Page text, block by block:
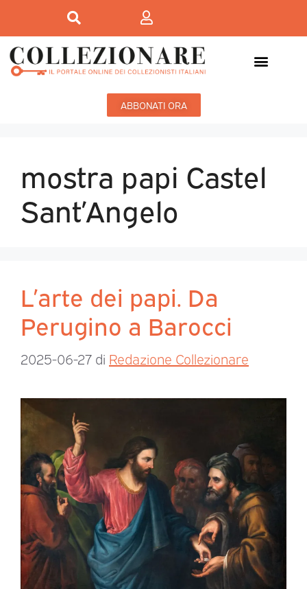
ABBONATI ORA
mostra papi Castel
Sant’Angelo
L’arte dei papi. Da
Perugino a Barocci
2025-06-27 di Redazione Collezionare